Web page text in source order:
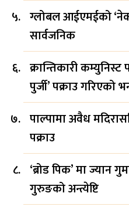
ग्लोबल आईएमईको
सार्वजनिक
क्रान्तिकारी कम्युनिस्ट
पुर्जी’ पक्राउ गरिएको
पाल्पामा अवैध
पक्राउ
‘ब्रोड पिक’ मा ज्यान
गुरुङको अन्त्येष्टि